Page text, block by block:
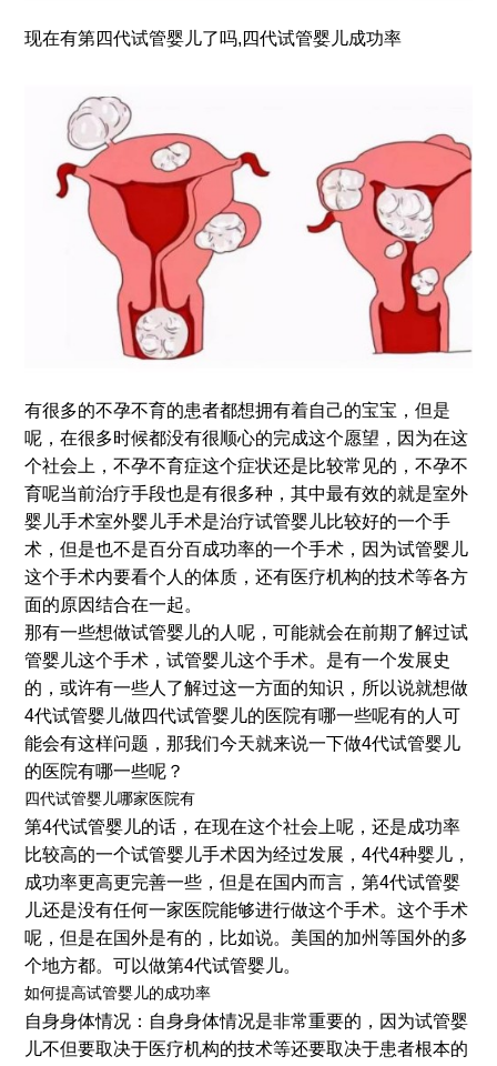
现在有第四代试管婴儿了吗,四代试管婴儿成功率
有很多的不孕不育的患者都想拥有着自己的宝宝，但是
呢，在很多时候都没有很顺心的完成这个愿望，因为在这
个社会上，不孕不育症这个症状还是比较常见的，不孕不
育呢当前治疗手段也是有很多种，其中最有效的就是室外
婴儿手术室外婴儿手术是治疗试管婴儿比较好的一个手
术，但是也不是百分百成功率的一个手术，因为试管婴儿
这个手术内要看个人的体质，还有医疗机构的技术等各方
面的原因结合在一起。
那有一些想做试管婴儿的人呢，可能就会在前期了解过试
管婴儿这个手术，试管婴儿这个手术。是有一个发展史
的，或许有一些人了解过这一方面的知识，所以说就想做
4代试管婴儿做四代试管婴儿的医院有哪一些呢有的人可
能会有这样问题，那我们今天就来说一下做4代试管婴儿
的医院有哪一些呢？
四代试管婴儿哪家医院有
第4代试管婴儿的话，在现在这个社会上呢，还是成功率
比较高的一个试管婴儿手术因为经过发展，4代4种婴儿，
成功率更高更完善一些，但是在国内而言，第4代试管婴
儿还是没有任何一家医院能够进行做这个手术。这个手术
呢，但是在国外是有的，比如说。美国的加州等国外的多
个地方都。可以做第4代试管婴儿。
如何提高试管婴儿的成功率
自身身体情况：自身身体情况是非常重要的，因为试管婴
儿不但要取决于医疗机构的技术等还要取决于患者根本的